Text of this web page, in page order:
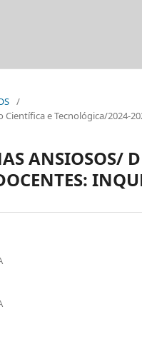
/
Científica e Tecnológica/2024-
ANSIOSOS/